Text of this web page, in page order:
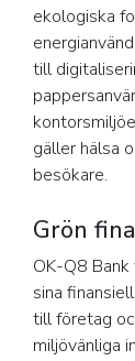
ekologiska
till
gäller hälsa
besökare.
Grön
OK-Q8
sina
till företag
miljövänliga